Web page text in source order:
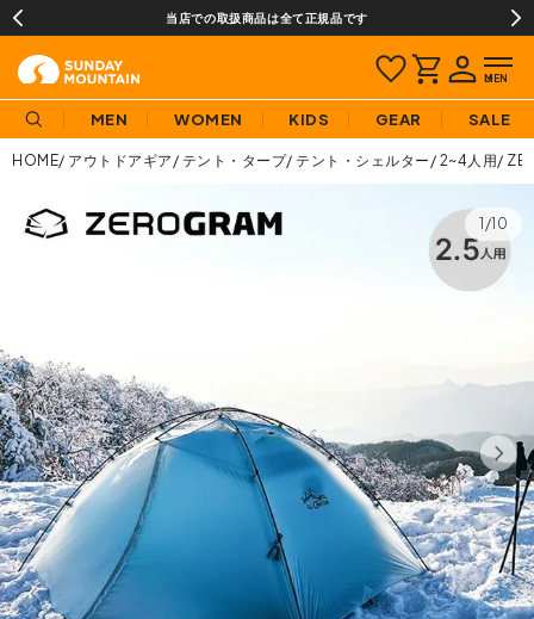
当店での取扱商品は全て正規品です
MEN WOMEN KIDS GEAR SALE
HOME アウトドアギア テント・タープ テント・シェルター 2~4人用
1/10